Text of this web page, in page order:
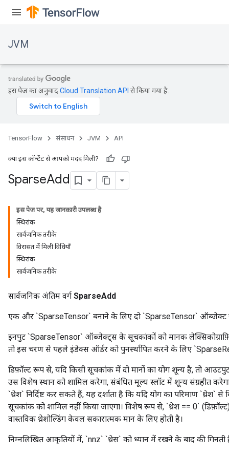
JVM
इस पेज का अनुवादCloud Translation API से किया गया है.
TensorFlow संसाधन JVM API
क्या इस कॉन्टेंट से आपको मदद मिली?
SparseAdd
इस पेज पर, यह जानकारी उपलब्ध है
स्थिरांक
सार्वजनिक तरीके
विरासत में मिली विधियाँ
स्थिरांक
सार्वजनिक तरीके
सार्वजनिक अंतिम वर्ग SparseAdd
एक और `SparseTensor` बनाने के लिए दो `SparseTensor` ऑब्जेक्ट
इनपुट `SparseTensor` ऑब्जेक्ट्स के सूचकांकों को मानक
तो इस चरण से पहले इंडेक्स ऑर्डर को पुनर्स्थापित करने के लिए
डिफ़ॉल्ट रूप से, यदि किसी सूचकांक में दो मानों का योग शून्य है, तो
उस विशेष स्थान को शामिल करेगा, संबंधित मूल्य स्लॉट में शून्य संग्रहीत
`थ्रेश` निर्दिष्ट कर सकते हैं, यह दर्शाता है कि यदि योग का परिमाण
सूचकांक को शामिल नहीं किया जाएगा। विशेष रूप से, `थ्रेश == 0`
वास्तविक थ्रेशोल्डिंग केवल सकारात्मक मान के लिए होती है।
निम्नलिखित आकृतियों में, `nnz` `थ्रेस` को ध्यान में रखने के बाद की गिनती